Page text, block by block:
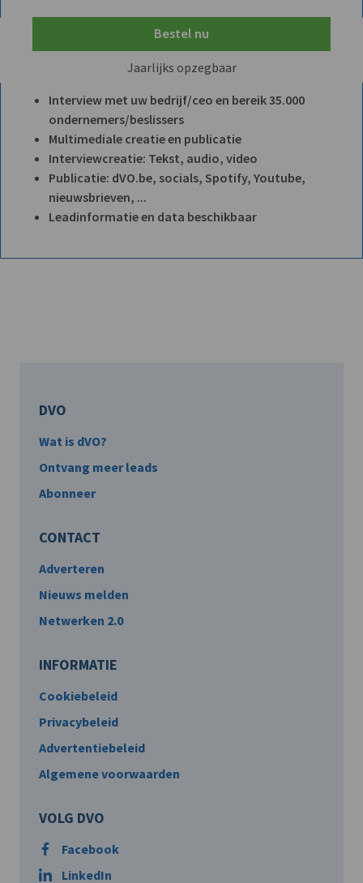
Bestel nu
Jaarlijks opzegbaar
Interview met uw bedrijf/ceo en bereik 35.000
ondernemers/beslissers
Multimediale creatie en publicatie
Interviewcreatie: Tekst, audio, video
Publicatie: dVO.be, socials, Spotify, Youtube,
nieuwsbrieven, ...
Leadinformatie en data beschikbaar
DVO
Wat is dVO?
Ontvang meer leads
Abonneer
CONTACT
Adverteren
Nieuws melden
Netwerken 2.0
INFORMATIE
Cookiebeleid
Privacybeleid
Advertentiebeleid
Algemene voorwaarden
VOLG DVO
Facebook
LinkedIn